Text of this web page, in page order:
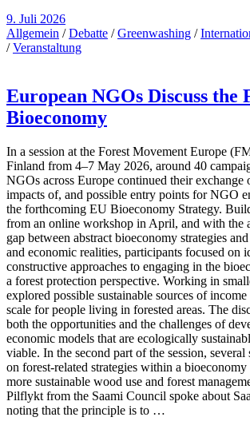
9. Juli 2026
Allgemein /Debatte /Greenwashing /
/Veranstaltung
European NGOs Discuss the
Bioeconomy
In a session at the Forest Movement Europe
Finland from 4–7 May 2026, around 40
NGOs across Europe continued their exchange
impacts of, and possible entry points for NGO
the forthcoming EU Bioeconomy Strategy.
from an online workshop in April, and with the
gap between abstract bioeconomy strategies
and economic realities, participants focused on
constructive approaches to engaging in the
a forest protection perspective. Working in
explored possible sustainable sources of
scale for people living in forested areas. The
both the opportunities and the challenges of
economic models that are ecologically
viable. In the second part of the session, several
on forest-related strategies within a
more sustainable wood use and forest
Pilflykt from the Saami Council spoke about
noting that the principle is to …